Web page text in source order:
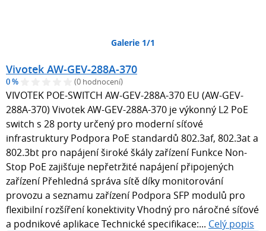
Galerie 1/1
Vivotek AW-GEV-288A-370
0 % (0 hodnocení)
VIVOTEK POE-SWITCH AW-GEV-288A-370 EU (AW-GEV-
288A-370) Vivotek AW-GEV-288A-370 je výkonný L2 PoE
switch s 28 porty určený pro moderní síťové
infrastruktury Podpora PoE standardů 802.3af, 802.3at a
802.3bt pro napájení široké škály zařízení Funkce Non-
Stop PoE zajišťuje nepřetržité napájení připojených
zařízení Přehledná správa sítě díky monitorování
provozu a seznamu zařízení Podpora SFP modulů pro
flexibilní rozšíření konektivity Vhodný pro náročné síťové
a podnikové aplikace Technické specifikace:... Celý popis